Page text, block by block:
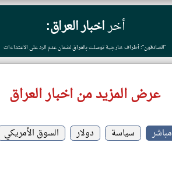
أخراخبار العراق:
"الصادقون": أطراف خارجية توسلت بالعراق لضمان عدم الرد على الاعتداءات
عرض المزيد من اخبار العراق
مباشر سياسة دولار السوق الأمريكي